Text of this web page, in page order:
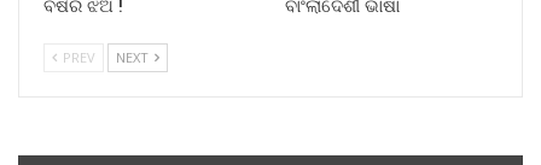
ବର୍ଷର ଝିଅ !
ବାଂଲାଦେଶୀ ଭାଷା
PREV NEXT